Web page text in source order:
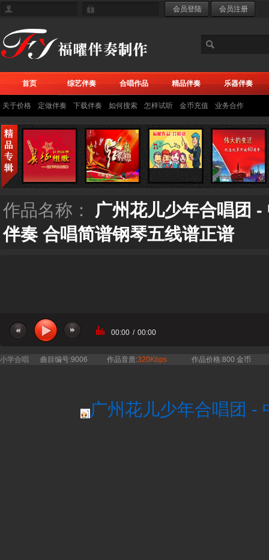
首页 综艺伴奏 合唱作品 精品伴奏 乐器伴奏
关于价格 定做伴奏 下载伴奏 如何搜索 怎样试听 金币充值 业务合作
作品名称： 广州花儿少年合唱团
伴奏 合唱简谱钢琴五线谱正谱
00:00 / 00:00
小学合唱 曲目编号:9006 作品音质:320Kbps 作品价格:800 金币
广州花儿少年合唱团 -